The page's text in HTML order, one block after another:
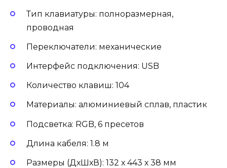
Тип клавиатуры: полноразмерная,
проводная
Переключатели: механические
Интерфейс подключения: USB
Количество клавиш: 104
Материалы: алюминиевый сплав, пластик
Подсветка: RGB, 6 пресетов
Длина кабеля: 1.8 м
Размеры (ДхШхВ): 132 х 443 х 38 мм